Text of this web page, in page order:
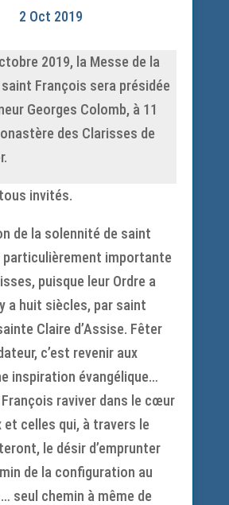
2 Oct 2019
2019, la Messe de la
François sera présidée
Georges Colomb, à 11
des Clarisses de
invités.
de la solennité de saint
particulièrement importante
puisque leur Ordre a
a huit siècles, par saint
Claire d’Assise. Fêter
c’est revenir aux
inspiration évangélique…
raviver dans le cœur
et celles qui, à travers le
le désir d’emprunter
de la configuration au
seul chemin à même de